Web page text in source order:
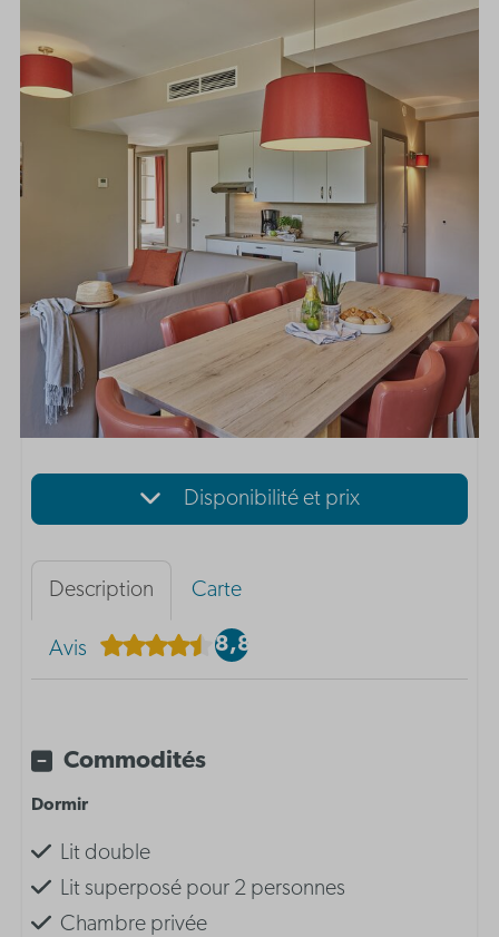
Disponibilité et prix
Description Carte
Avis 8,8
Commodités
Dormir
Lit double
Lit superposé pour 2 personnes
Chambre privée